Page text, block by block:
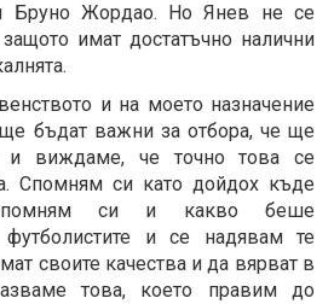
Бруно Жордао. Но Янев не се
имат достатъчно налични
и на моето назначение
бъдат важни за отбора, че ще
и виждаме, че точно това се
Спомням си като дойдох къде
си и какво беше
футболистите и се надявам те
своите качества и да вярват в
това, което правим до